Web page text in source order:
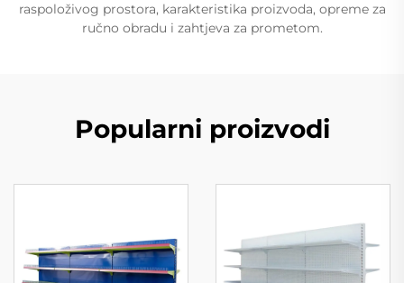
raspoloživog prostora, karakteristika proizvoda, opreme za
ručno obradu i zahtjeva za prometom.
Popularni proizvodi